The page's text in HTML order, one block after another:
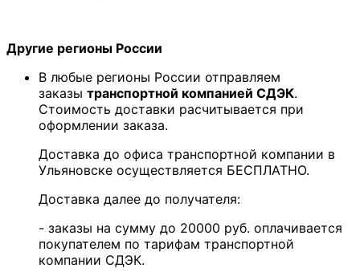
Другие регионы России
В любые регионы России отправляем
заказы транспортной компанией СДЭК.
Стоимость доставки расчитывается при
оформлении заказа.
Доставка до офиса транспортной компании в
Ульяновске осуществляется БЕСПЛАТНО.
Доставка далее до получателя:
- заказы на сумму до 20000 руб. оплачивается
покупателем по тарифам транспортной
компании СДЭК.